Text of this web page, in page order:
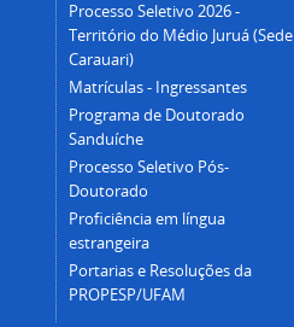
Processo Seletivo 2026 -
Território do Médio Juruá (Sede
Carauari)
Matrículas - Ingressantes
Programa de Doutorado
Sanduíche
Processo Seletivo Pós-
Doutorado
Proficiência em língua
estrangeira
Portarias e Resoluções da
PROPESP/UFAM